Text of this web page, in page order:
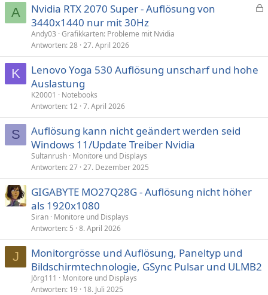
A
e
Nvidia RTX 2070 Super - Auflösung von
3440x1440 nur mit 30Hz
Andy03 Grafikkarten: Probleme mit Nvidia
Antworten 28 27. April 2026
K
Lenovo Yoga 530 Auflösung unscharf und hohe
Auslastung
K20001
Notebooks
Antworten 12 7. April 2026
S
Auflösung kann nicht geändert werden seid
Windows 11/Update Treiber Nvidia
Sultanrush Monitore und Displays
Antworten 27 27. Dezember 2025
GIGABYTE MO27Q28G - Auflösung nicht höher
als 1920x1080
Siran Monitore und Displays
Antworten 5 8. April 2026
J
Monitorgrösse und Auflösung, Paneltyp und
Bildschirmtechnologie, GSync Pulsar und ULMB2
Jörg111
Monitore und Displays
Antworten 19 18. Juli 2025